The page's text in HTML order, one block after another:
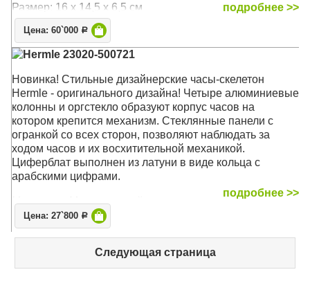
Размер: 16 х 14,5 х 6,5 см
подробнее >>
Цена: 60`000 Р
Hermle 23020-500721
Новинка! Стильные дизайнерские часы-скелетон
Hermle - оригинального дизайна! Четыре алюминиевые
колонны и оргстекло образуют корпус часов на
котором крепится механизм. Стеклянные панели с
огранкой со всех сторон, позволяют наблюдать за
ходом часов и их восхитительной механикой.
Циферблат выполнен из латуни в виде кольца с
арабскими цифрами.
Механизм: Механический
Корпус: Латунь, алюминий
Размер: 19,5 х 11 х 6 см
подробнее >>
Цена: 27`800 Р
Следующая страница